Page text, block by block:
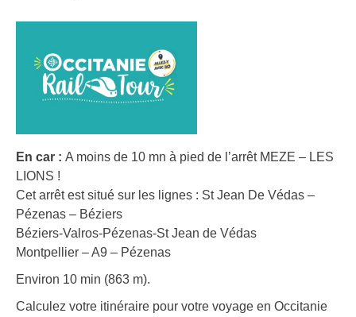
En car : A moins de 10 mn à pied de l’arrêt MEZE – LES
LIONS !
Cet arrêt est situé sur les lignes : St Jean De Védas –
Pézenas – Béziers
Béziers-Valros-Pézenas-St Jean de Védas
Montpellier – A9 – Pézenas
Environ 10 min (863 m).
Calculez votre itinéraire pour votre voyage en Occitanie